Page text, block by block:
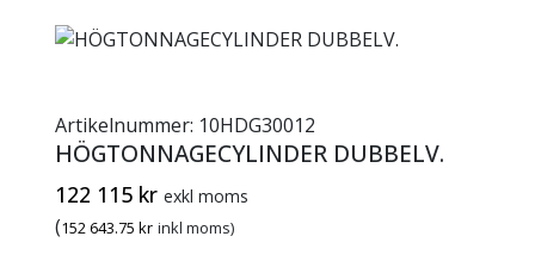
Artikelnummer: 10HDG30012
HÖGTONNAGECYLINDER DUBBELV.
122 115 kr exkl moms
(152 643.75 kr inkl moms)